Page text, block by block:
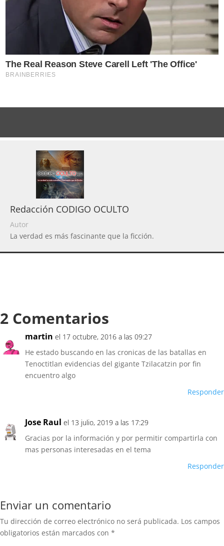
Redacción CODIGO OCULTO
Autor
La verdad es más fascinante que la ficción.
2 Comentarios
martin el 17 octubre, 2016 a las 09:27
He estado buscando en las cronicas de las batallas en
Tenoctitlan evidencias del gigante Tzilacatzin por fin
encuentro algo
Responder
Jose Raul el 13 julio, 2019 a las 17:29
Gracias por la información y por permitir compartirla con
mas personas interesadas en el tema
Responder
Enviar un comentario
Tu dirección de correo electrónico no será publicada. Los campos
obligatorios están marcados con *